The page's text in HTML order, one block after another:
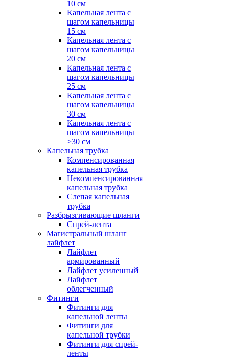
10 см
Капельная лента с
шагом капельницы
15 см
Капельная лента с
шагом капельницы
20 см
Капельная лента с
шагом капельницы
25 см
Капельная лента с
шагом капельницы
30 см
Капельная лента с
шагом капельницы
>30 см
Капельная трубка
Компенсированная
капельная трубка
Некомпенсированная
капельная трубка
Слепая капельная
трубка
Разбрызгивающие шланги
Спрей-лента
Магистральный шланг
лайфлет
Лайфлет
армированный
Лайфлет усиленный
Лайфлет
облегченный
Фитинги
Фитинги для
капельной ленты
Фитинги для
капельной трубки
Фитинги для спрей-
ленты